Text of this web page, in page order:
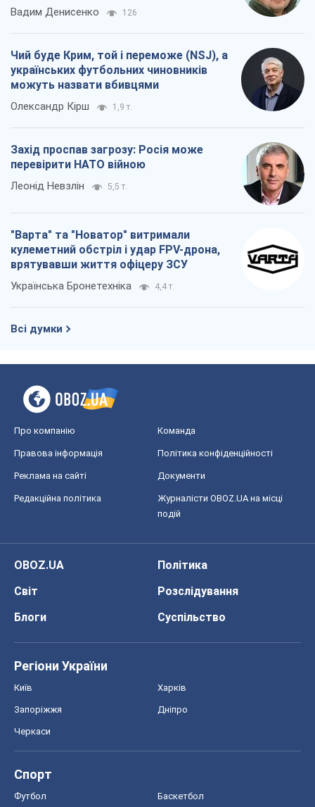
Вадим Денисенко 126
Чий буде Крим, той і переможе (NSJ), а
українських футбольних чиновників
можуть назвати вбивцями
Олександр Кірш 1,9 т.
Захід проспав загрозу: Росія може
перевірити НАТО війною
Леонід Невзлін 5,5 т.
"Варта" та "Новатор" витримали
кулеметний обстріл і удар FPV-дрона,
врятувавши життя офіцеру ЗСУ
Українська Бронетехніка 4,4 т.
Всі думки
Про компанію Команда
Правова інформація Політика конфіденційності
Реклама на сайті Документи
Редакційна політика
Журналісти OBOZ.UA на місці
подій
OBOZ.UA
Політика
Світ
Розслідування
Блоги
Суспільство
Регіони України
Київ Харків
Запоріжжя Дніпро
Черкаси
Спорт
Футбол Баскетбол